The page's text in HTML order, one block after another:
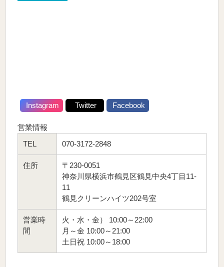
Instagram Twitter Facebook
営業情報
TEL
070-3172-2848
住所
〒230-0051
神奈川県横浜市鶴見区鶴見中央4丁目11-
11
鶴見クリーンハイツ202号室
営業時
間
火・水・金） 10:00～22:00
月～金 10:00～21:00
土日祝 10:00～18:00